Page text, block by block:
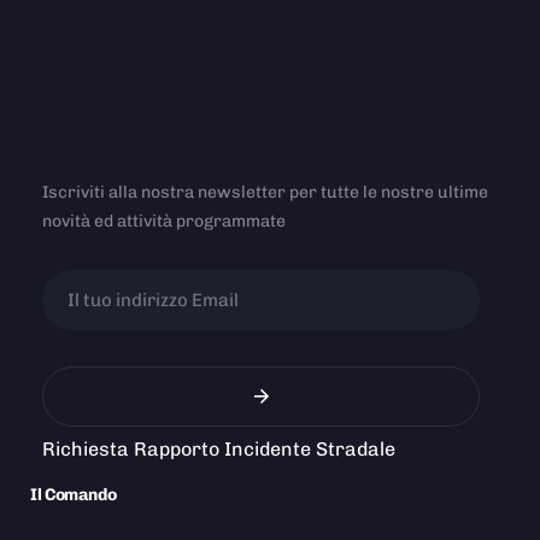
Iscriviti alla nostra newsletter per tutte le nostre ultime
novità ed attività programmate
Richiesta Rapporto Incidente Stradale
Il Comando